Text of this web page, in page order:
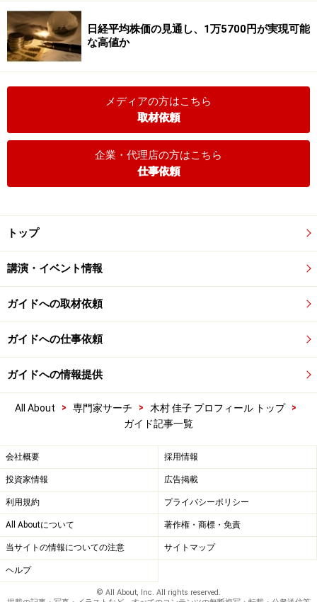
日経平均株価の見通し、1万5700円が実現可能
な高値か
メディアの方はこちら
取材依頼
企業・代理店の方はこちら
仕事依頼
トップ
講演・イベント情報
ガイドへの取材依頼
ガイドへの仕事依頼
ガイドへの情報提供
All About > 専門家サーチ > 木村 佳子 プロフィール トップ
>
ガイド記事一覧
会社概要 採用情報
投資家情報 広告掲載
利用規約 プライバシーポリシー
All Aboutについて 著作権・商標・免責
当サイトの情報についての注意 サイトマップ
ヘルプ
© All About, Inc. All rights reserved.